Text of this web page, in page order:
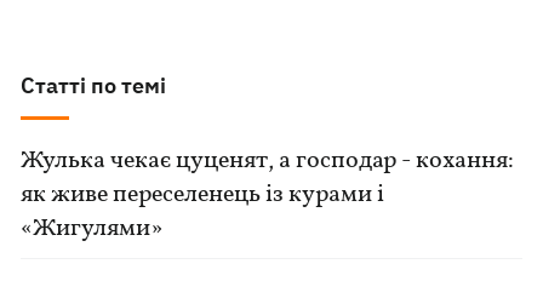
Статті по темі
Жулька чекає цуценят, а господар - кохання:
як живе переселенець із курами і
«Жигулями»